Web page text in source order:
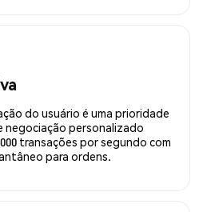
do usuário é uma prioridade
negociação personalizado
transações por segundo com
para ordens.